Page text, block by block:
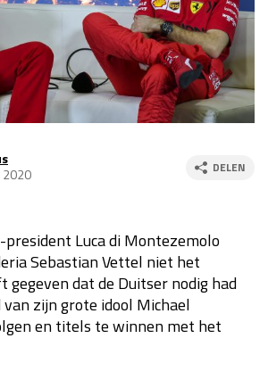
za 13:00 - 15:00
STATEN 2026 23 - 25 okt
za 23:00 - 00:00
30 okt - 01 nov
2026
za 19:00 - 20:00
zo 18:00 - 20:00
2020
DELEN
Luca di Montezemolo
Sebastian Vettel niet het
gegeven dat de Duitser nodig had
zijn grote idool Michael
en titels te winnen met het